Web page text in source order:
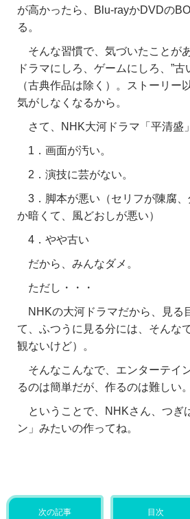
が高かったら、Blu-rayかDVDの
る。
そんな習慣で、気づいたことが
ドラマにしろ、ゲームにしろ、”古
（古典作品は除く）。ストーリー
気がしなくなるから。
さて、NHK大河ドラマ「平清盛
1．画面が汚い。
2．演技に芸がない。
3．脚本が悪い（セリフが陳腐
か暗くて、風どおしが悪い）
4．やや古い
だから、みんなダメ。
ただし・・・
NHKの大河ドラマだから、見る
て、ふつうに見る分には、そんな
観ないけど）。
そんなこんなで、エンターテイ
るのは簡単だが、作るのは難しい。
ということで、NHKさん、つぎ
ン」みたいの作ってね。
次の記事 目次